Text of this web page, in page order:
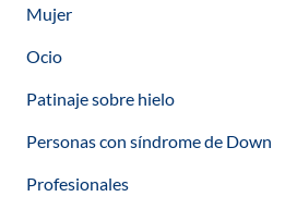
Mujer
Ocio
Patinaje sobre hielo
Personas con síndrome de Down
Profesionales